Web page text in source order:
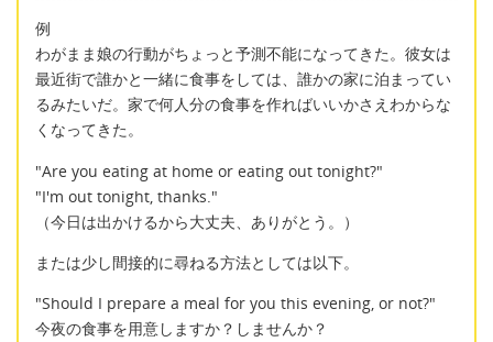
例
わがまま娘の行動がちょっと予測不能になってきた。彼女は
最近街で誰かと一緒に食事をしては、誰かの家に泊まってい
るみたいだ。家で何人分の食事を作ればいいかさえわからな
くなってきた。
"Are you eating at home or eating out tonight?"
"I'm out tonight, thanks."
（今日は出かけるから大丈夫、ありがとう。）
または少し間接的に尋ねる方法としては以下。
"Should I prepare a meal for you this evening, or not?"
今夜の食事を用意しますか？しませんか？